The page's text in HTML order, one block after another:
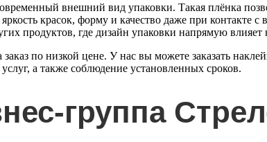
внешний вид упаковки. Такая плёнка
красок, форму и качество даже при контакте
продуктов, где дизайн упаковки напрямую влияет
по низкой цене. У нас вы можете заказать
а также соблюдение установленных сроков.
группа